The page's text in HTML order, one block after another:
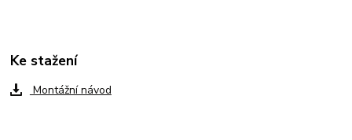
Ke stažení
Montážní návod